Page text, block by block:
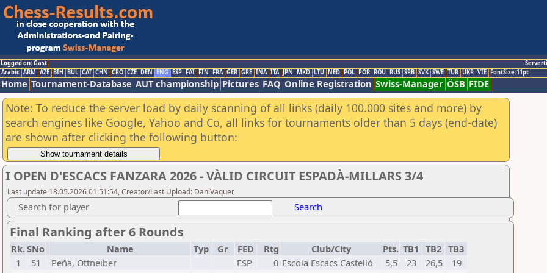
Logged on: Gast
Arabic ARM AZE BIH BUL CAT CHN CRO CZE DEN ENG ESP FAI FIN FRA GER GRE INA ITA JPN MKD LTU NED POL POR ROU RUS SRB SVK SWE TUR UKR VIE FontSize:11pt
Home Tournament-Database AUT championship Pictures FAQ Online Registration Swiss-Manager ÖSB FIDE
Note: To reduce the server load by daily scanning of all links (daily 100.000 sites and more) by
search engines like Google, Yahoo and Co, all links for tournaments older than 5 days (end-date)
are shown after clicking the following button:
I OPEN D'ESCACS FANZARA 2026 - VÀLID CIRCUIT ESPADÀ-MILLARS 3/4
Last update 18.05.2026 01:51:54, Creator/Last Upload: DaniVaquer
Search for player Search
Final Ranking after 6 Rounds
Rk.SNo Name Typ Gr FED Rtg Club/City Pts. TB1 TB2 TB3
1
51 Peña, Ottneiber ESP 0 Escola Escacs Castelló 5,5 23 26,5
19